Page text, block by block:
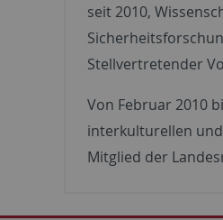
seit 2010,
Stellvertretender
Von Februar 2010
interkulturellen
Mitglied der